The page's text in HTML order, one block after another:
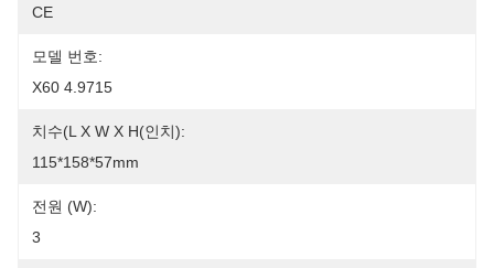
CE
모델 번호:
X60 4.9715
치수(L X W X H(인치):
115*158*57mm
전원 (W):
3